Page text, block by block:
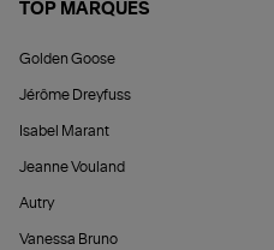
TOP MARQUES
Golden Goose
Jérôme Dreyfuss
Isabel Marant
Jeanne Vouland
Autry
Vanessa Bruno